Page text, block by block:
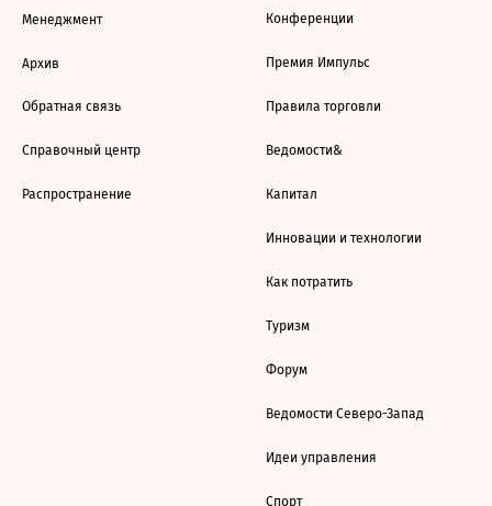
Менеджмент
Архив
Обратная связь
Справочный центр
Распространение
Конференции
Премия Импульс
Правила торговли
Ведомости&
Капитал
Инновации и технологии
Как потратить
Туризм
Форум
Ведомости Северо-Запад
Идеи управления
Спорт